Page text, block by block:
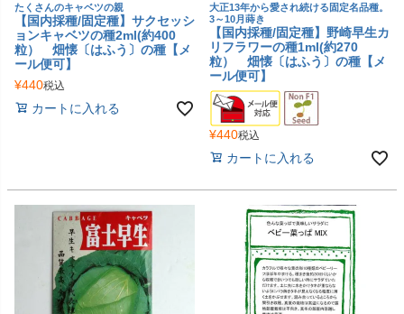
たくさんのキャベツの親
【国内採種/固定種】サクセッシ
ョンキャベツの種2ml(約400
粒） 畑懐〔はふう〕の種【メ
ール便可】
¥440税込
カートに入れる
大正13年から愛され続ける固定名品種。
3～10月蒔き
【国内採種/固定種】野崎早生カ
リフラワーの種1ml(約270
粒） 畑懐〔はふう〕の種【メ
ール便可】
¥440税込
カートに入れる